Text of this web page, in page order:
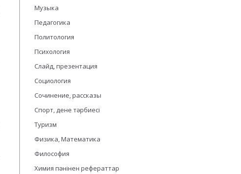
Музыка
Педагогика
Политология
Психология
Слайд, презентация
Социология
Сочинение, рассказы
Спорт, дене тәрбиесі
Туризм
Физика, Математика
Философия
Химия пәнінен рефераттар